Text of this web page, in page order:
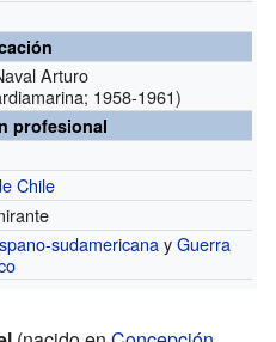
Arturo
1958-1961)
profesional
Chile
sudamericanayGuerra